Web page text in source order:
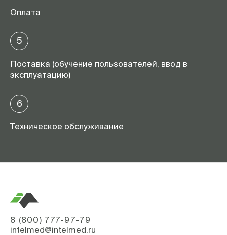
Оплата
5
Поставка (обучение пользователей, ввод в
эксплуатацию)
6
Техническое обслуживание
8 (800) 777-97-79
intelmed@intelmed.ru